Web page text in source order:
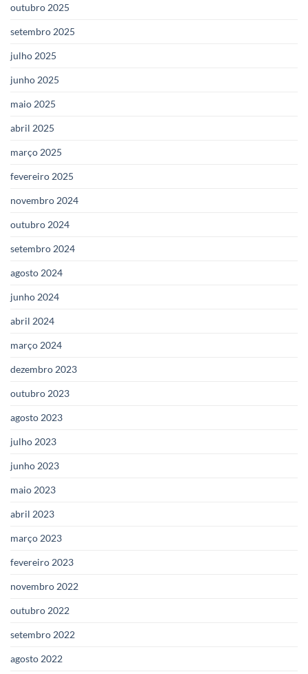
outubro 2025
setembro 2025
julho 2025
junho 2025
maio 2025
abril 2025
março 2025
fevereiro 2025
novembro 2024
outubro 2024
setembro 2024
agosto 2024
junho 2024
abril 2024
março 2024
dezembro 2023
outubro 2023
agosto 2023
julho 2023
junho 2023
maio 2023
abril 2023
março 2023
fevereiro 2023
novembro 2022
outubro 2022
setembro 2022
agosto 2022